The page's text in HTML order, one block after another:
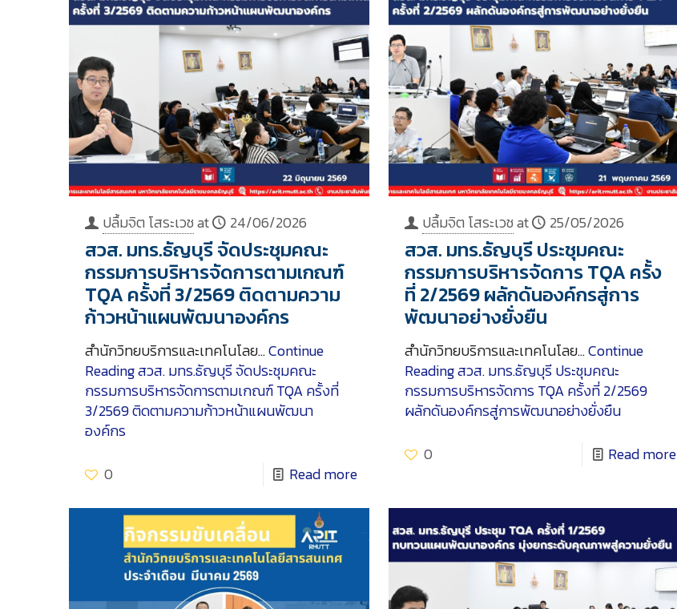
ปลื้มจิต โสระเวชat 24/06/2026
สวส. มทร.ธัญบุรี จัดประชุมคณะ
กรรมการบริหารจัดการตามเกณฑ์
TQA ครั้งที่ 3/2569 ติดตามความ
ก้าวหน้าแผนพัฒนาองค์กร
สำนักวิทยบริการและเทคโนโลย…Continue
Readingสวส. มทร.ธัญบุรี จัดประชุมคณะ
กรรมการบริหารจัดการตามเกณฑ์ TQA ครั้งที่
3/2569 ติดตามความก้าวหน้าแผนพัฒนา
องค์กร
0
Read more
ปลื้มจิต โสระเวชat 25/05/2026
สวส. มทร.ธัญบุรี ประชุมคณะ
กรรมการบริหารจัดการ TQA ครั้ง
ที่ 2/2569 ผลักดันองค์กรสู่การ
พัฒนาอย่างยั่งยืน
สำนักวิทยบริการและเทคโนโลย…Continue
Readingสวส. มทร.ธัญบุรี ประชุมคณะ
กรรมการบริหารจัดการ TQA ครั้งที่ 2/2569
ผลักดันองค์กรสู่การพัฒนาอย่างยั่งยืน
0
Read more